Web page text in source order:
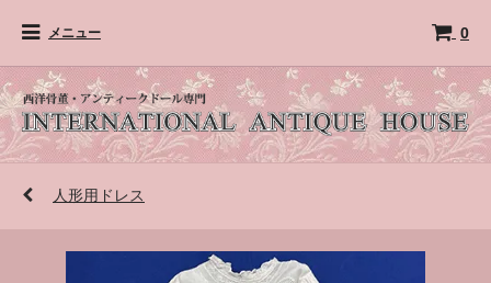
メニュー 0
人形用ドレス